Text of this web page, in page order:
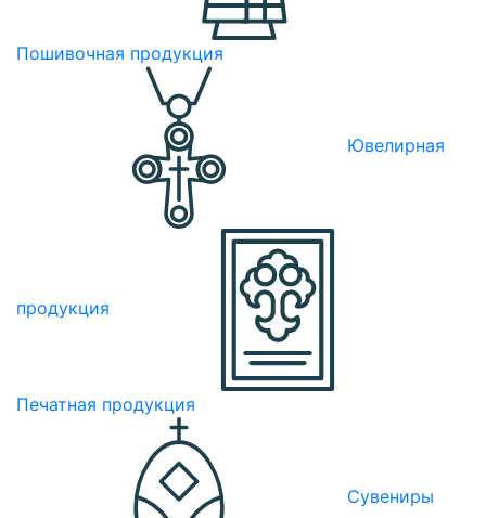
Пошивочная продукция
Ювелирная
продукция
Печатная продукция
Сувениры